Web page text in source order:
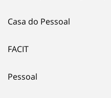
Casa do Pessoal
FACIT
Pessoal